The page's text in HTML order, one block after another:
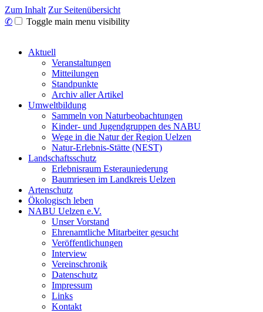
Zum Inhalt Zur Seitenübersicht
✆
Toggle main menu visibility
Aktuell
Veranstaltungen
Mitteilungen
Standpunkte
Archiv aller Artikel
Umweltbildung
Sammeln von Naturbeobachtungen
Kinder- und Jugendgruppen des NABU
Wege in die Natur der Region Uelzen
Natur-Erlebnis-Stätte (NEST)
Landschaftsschutz
Erlebnisraum Esterauniederung
Baumriesen im Landkreis Uelzen
Artenschutz
Ökologisch leben
NABU Uelzen e.V.
Unser Vorstand
Ehrenamtliche Mitarbeiter gesucht
Veröffentlichungen
Interview
Vereinschronik
Datenschutz
Impressum
Links
Kontakt